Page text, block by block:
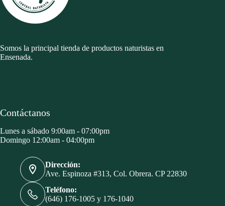
Somos la principal tienda de productos naturistas en
Ensenada.
Contáctanos
Lunes a sábado 9:00am - 07:00pm
Domingo 12:00am - 04:00pm
Dirección:
Ave. Espinoza #313, Col. Obrera. CP 22830
Teléfono:
(646) 176-1005 y 176-1040